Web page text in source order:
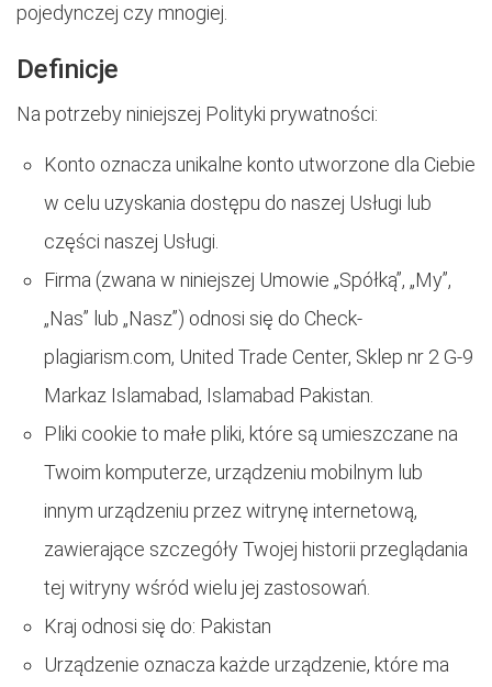
pojedynczej czy mnogiej.
Definicje
Na potrzeby niniejszej Polityki prywatności:
Konto oznacza unikalne konto utworzone dla Ciebie
w celu uzyskania dostępu do naszej Usługi lub
części naszej Usługi.
Firma (zwana w niniejszej Umowie „Spółką”, „My”,
„Nas” lub „Nasz”) odnosi się do Check-
plagiarism.com, United Trade Center, Sklep nr 2 G-9
Markaz Islamabad, Islamabad Pakistan.
Pliki cookie to małe pliki, które są umieszczane na
Twoim komputerze, urządzeniu mobilnym lub
innym urządzeniu przez witrynę internetową,
zawierające szczegóły Twojej historii przeglądania
tej witryny wśród wielu jej zastosowań.
Kraj odnosi się do: Pakistan
Urządzenie oznacza każde urządzenie, które ma